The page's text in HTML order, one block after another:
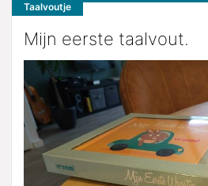
Taalvoutje
Mijn eerste taalvout.